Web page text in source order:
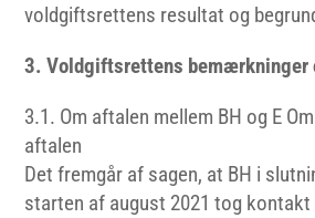
voldgiftsrettens resultat og
3. Voldgiftsrettens bemærkninger
3.1. Om aftalen mellem BH og E
aftalen
Det fremgår af sagen, at BH i
starten af august 2021 tog kontakt